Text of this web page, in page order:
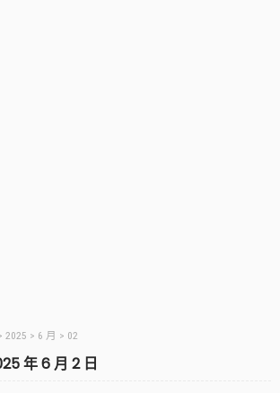
2025 > 6 月 > 02
年 6 月 2 日